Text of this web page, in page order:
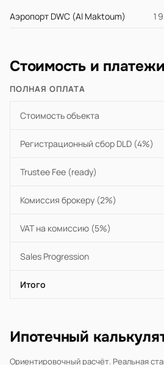
Аэропорт DWC (Al Maktoum)
Стоимость и платежи
ПОЛНАЯ ОПЛАТА
Стоимость объекта
Регистрационный сбор DLD (4%)
Trustee Fee (ready)
Комиссия брокеру (2%)
VAT на комиссию (5%)
Sales Progression
Итого
Ипотечный
Ориентировочный расчёт. Реальная